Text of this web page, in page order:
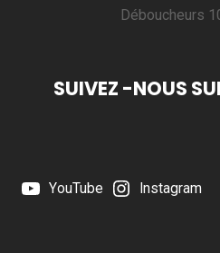
Déboucheurs
SUIVEZ -NOUS
YouTube Instagram